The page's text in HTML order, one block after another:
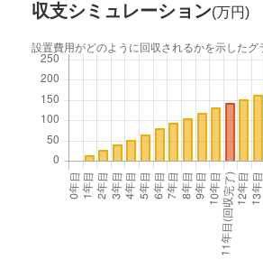
収支シミュレーション(万円)
設置費用がどのように回収されるかを示したグ